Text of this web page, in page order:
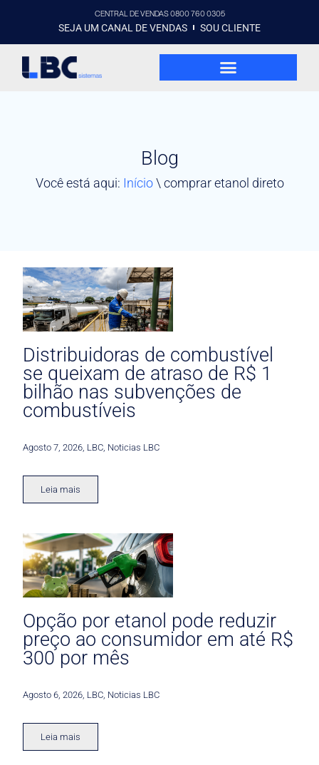
CENTRAL DE VENDAS 0800 760 0305
SEJA UM CANAL DE VENDAS SOU CLIENTE
Blog
Você está aqui: Início\ comprar etanol direto
Distribuidoras de combustível
se queixam de atraso de R$ 1
bilhão nas subvenções de
combustíveis
Agosto 7, 2026 LBC Noticias LBC
Leia mais
Opção por etanol pode reduzir
preço ao consumidor em até R$
300 por mês
Agosto 6, 2026 LBC Noticias LBC
Leia mais